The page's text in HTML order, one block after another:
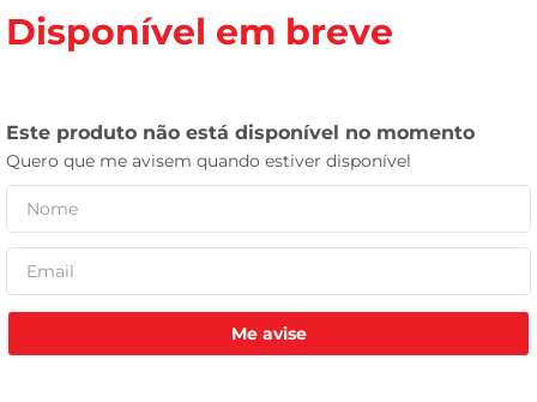
Disponível em breve
Me avise
vinho
leite pó